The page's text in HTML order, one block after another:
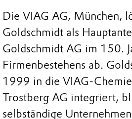
Die VIAG AG, München,
Goldschmidt als
Goldschmidt AG im 150.
Firmenbestehens ab.
1999 in die VIAG-
Trostberg AG integriert,
selbständige